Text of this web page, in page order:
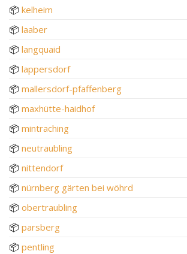
📦 kelheim
📦 laaber
📦 langquaid
📦 lappersdorf
📦 mallersdorf-pfaffenberg
📦 maxhütte-haidhof
📦 mintraching
📦 neutraubling
📦 nittendorf
📦 nürnberg gärten bei wöhrd
📦 obertraubling
📦 parsberg
📦 pentling